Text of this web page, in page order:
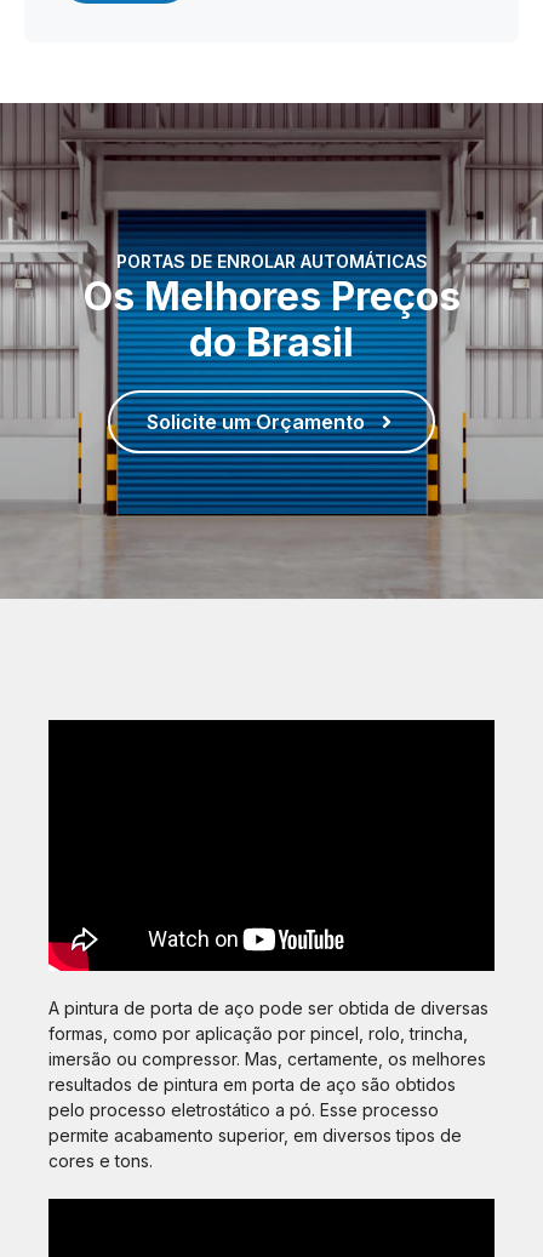
PORTAS DE ENROLAR AUTOMÁTICAS
Os Melhores Preços
do Brasil
Solicite um Orçamento
A pintura de porta de aço pode ser obtida de diversas
formas, como por aplicação por pincel, rolo, trincha,
imersão ou compressor. Mas, certamente, os melhores
resultados de pintura em porta de aço são obtidos
pelo processo eletrostático a pó. Esse processo
permite acabamento superior, em diversos tipos de
cores e tons.